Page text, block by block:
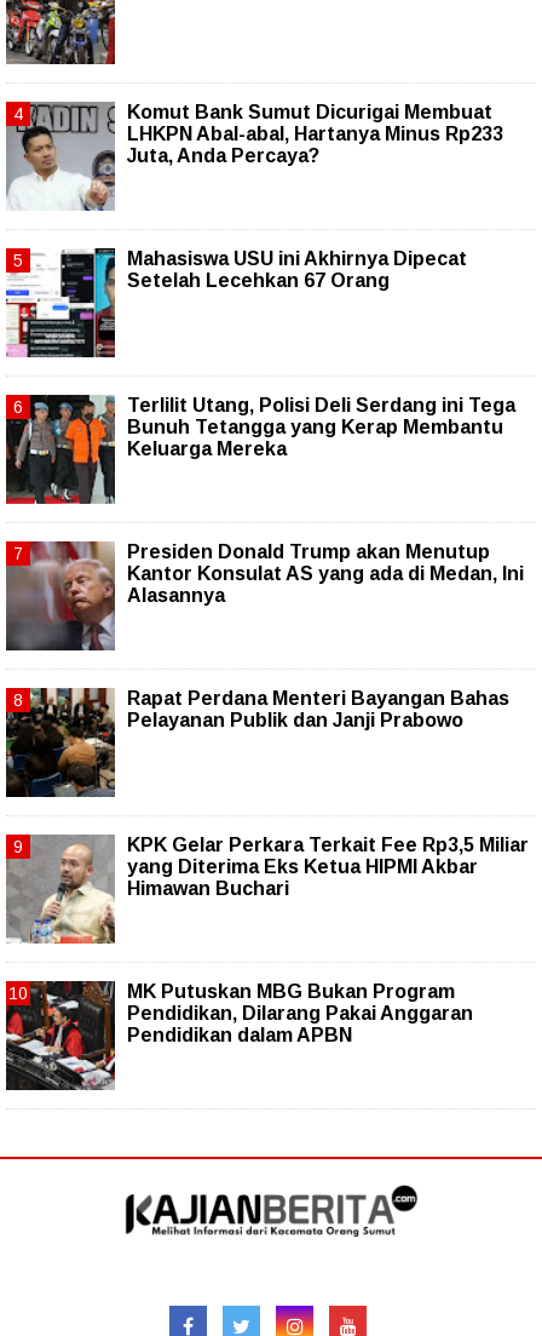
Komut Bank Sumut Dicurigai Membuat
LHKPN Abal-abal, Hartanya Minus Rp233
Juta, Anda Percaya?
Mahasiswa USU ini Akhirnya Dipecat
Setelah Lecehkan 67 Orang
Terlilit Utang, Polisi Deli Serdang ini Tega
Bunuh Tetangga yang Kerap Membantu
Keluarga Mereka
Presiden Donald Trump akan Menutup
Kantor Konsulat AS yang ada di Medan, Ini
Alasannya
Rapat Perdana Menteri Bayangan Bahas
Pelayanan Publik dan Janji Prabowo
KPK Gelar Perkara Terkait Fee Rp3,5 Miliar
yang Diterima Eks Ketua HIPMI Akbar
Himawan Buchari
MK Putuskan MBG Bukan Program
Pendidikan, Dilarang Pakai Anggaran
Pendidikan dalam APBN